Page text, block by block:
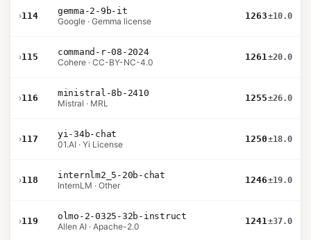
›114
gemma-2-9b-it
Google · Gemma license
1263±10.0
›115
command-r-08-2024
Cohere · CC-BY-NC-4.0
1261±20.0
›116
ministral-8b-2410
Mistral · MRL
1255±26.0
›117
yi-34b-chat
01.AI · Yi License
1250±18.0
›118
internlm2_5-20b-chat
InternLM · Other
1246±19.0
›119
olmo-2-0325-32b-instruct
Allen AI · Apache-2.0
1241±37.0